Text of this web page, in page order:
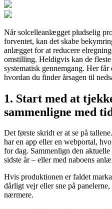
Når solcelleanlægget pludselig
forventet, kan det skabe
anlægget for at reducere
omstilling. Heldigvis kan de fleste
systematisk gennemgang. Her
hvordan du finder årsagen til
1. Start med at
sammenligne med
Det første skridt er at se på
har en app eller en webportal,
for dag. Sammenlign den
sidste år – eller med naboens
Hvis produktionen er faldet
dårligt vejr eller sne på
nærmere.